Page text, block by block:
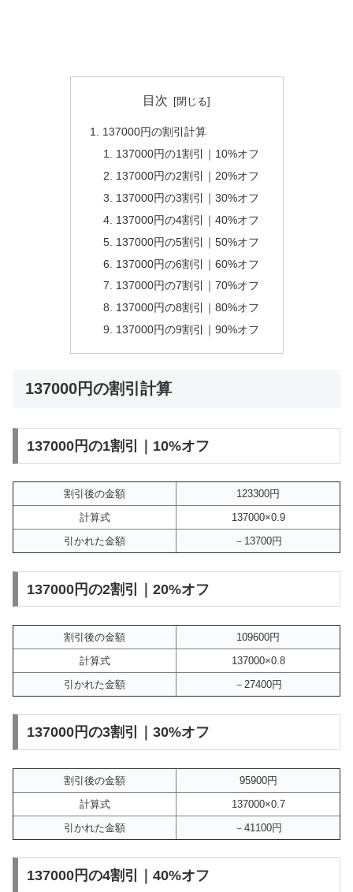
目次
137000円の割引計算
137000円の1割引｜10%オフ
137000円の2割引｜20%オフ
137000円の3割引｜30%オフ
137000円の4割引｜40%オフ
137000円の5割引｜50%オフ
137000円の6割引｜60%オフ
137000円の7割引｜70%オフ
137000円の8割引｜80%オフ
137000円の9割引｜90%オフ
137000円の割引計算
137000円の1割引｜10%オフ
割引後の金額
123300円
計算式
137000×0.9
引かれた金額
－13700円
137000円の2割引｜20%オフ
割引後の金額
109600円
計算式
137000×0.8
引かれた金額
－27400円
137000円の3割引｜30%オフ
割引後の金額
95900円
計算式
137000×0.7
引かれた金額
－41100円
137000円の4割引｜40%オフ